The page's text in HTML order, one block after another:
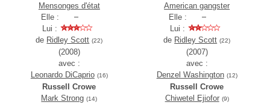
Mensonges d'état
Elle :
Lui :
de Ridley Scott (22)
(2008)
avec :
Leonardo DiCaprio (16)
Russell Crowe
Mark Strong (14)
American gangster
Elle :
Lui :
de Ridley Scott (22)
(2007)
avec :
Denzel Washington (12)
Russell Crowe
Chiwetel Ejiofor (9)